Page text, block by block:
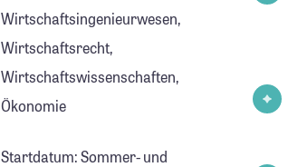
Wirtschaftsingenieurwesen,
Wirtschaftsrecht,
Wirtschaftswissenschaften,
Ökonomie
Startdatum: Sommer- und